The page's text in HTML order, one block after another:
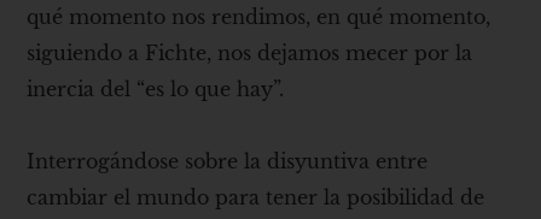
qué momento nos rendimos, en qué momento,
siguiendo a Fichte, nos dejamos mecer por la
inercia del “es lo que hay”.
Interrogándose sobre la disyuntiva entre
cambiar el mundo para tener la posibilidad de